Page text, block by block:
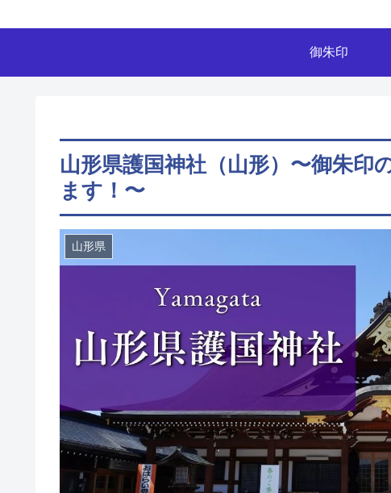
御朱印
山形県護国神社（山形）〜御朱印
ます！〜
山形県